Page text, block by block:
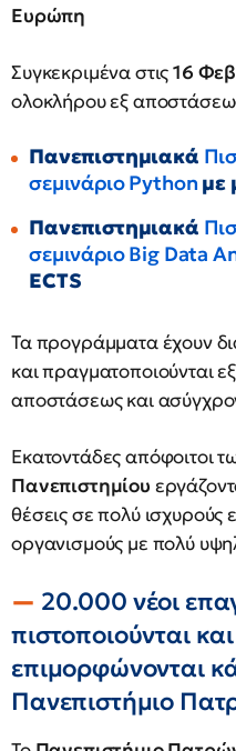
Ευρώπη
Συγκεκριμένα στις16
ολοκλήρου εξ
Πανεπιστημιακά
σεμινάριο Python με
Πανεπιστημιακά
σεμινάριο Big Data
ECTS
Τα προγράμματα έχουν
και πραγματοποιούνται
αποστάσεως και
Εκατοντάδες απόφοιτοι
Πανεπιστημίου
θέσεις σε πολύ ισχυρούς
οργανισμούς με πολύ
20.000 νέοι
πιστοποιούνται και
επιμορφώνονται
Πανεπιστήμιο